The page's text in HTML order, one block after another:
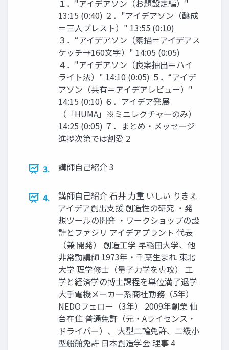
１．"アイデアソン（お題設定編）"
13:15 (0:40) ２．"アイデアソン（醸成
＝三人ブレスト）" 13:55 (0:10)
３．“アイデアソン（素描＝アイデアス
ケッチ→160文字）" 14:05 (0:05)
４．"アイデアソン（良案抽出＝ハイ
ライト法）" 14:10 (0:05) ５．“アイデ
アソン（共有＝アイデアレビュー）"
14:15 (0:10) ６．アイデア発展
（「HUMA」※ミニレクチャーのみ）
14:25 (0:05) ７．まとめ・メッセージ
進捗次第では割愛 2
3. 講師自己紹介 3
4.
講師自己紹介 石井 力重 いしい りきえ
アイデア創出支援 創造性の研究 ・発
想ツールの開発 ・ワークショップの設
計とファシリ アイデアプラント 代表
（兼 開発） 創造工学 早稲田大学、他
非常勤講師 1973年・千葉生まれ 東北
大学 理学修士（量子力学を専攻） 工
学と経済学の博士課程を単位満了退学
大手電機メーカー系商社勤務（5年）
NEDOフェロー（3年） 2009年創業 仙
台在住 普通免許（元・Aライセンス・
ドライバー）、 大型二輪免許、二級小
型船舶免許 日本創造学会 理事 4